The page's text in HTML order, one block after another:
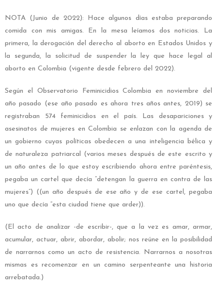
NOTA (Junio de 2022): Hace algunos días estaba preparando
comida con mis amigas. En la mesa leíamos dos noticias. La
primera, la derogación del derecho al aborto en Estados Unidos y
la segunda, la solicitud de suspender la ley que hace legal al
aborto en Colombia (vigente desde febrero del 2022).
Según el Observatorio Feminicidios Colombia en noviembre del
año pasado (ese año pasado es ahora tres años antes, 2019) se
registraban 574 feminicidios en el país. Las desapariciones y
asesinatos de mujeres en Colombia se enlazan con la agenda de
un gobierno cuyas políticas obedecen a una inteligencia bélica y
de naturaleza patriarcal (varios meses después de este escrito y
un año antes de lo que estoy escribiendo ahora entre paréntesis,
pegaba un cartel que decía “detengan la guerra en contra de las
mujeres”) ((un año después de ese año y de ese cartel, pegaba
uno que decía “esta ciudad tiene que arder)).
(El acto de analizar -de escribir-, que a la vez es amar, armar,
acumular, actuar, abrir, abordar, abolir; nos reúne en la posibilidad
de narrarnos como un acto de resistencia. Narrarnos a nosotras
mismas es recomenzar en un camino serpenteante una historia
arrebatada.)